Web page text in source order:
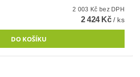
2 003 Kč bez DPH
2 424 Kč/ ks